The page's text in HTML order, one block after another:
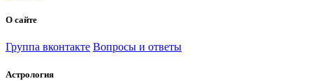
О сайте
Группа вконтакте Вопросы и ответы
Астрология